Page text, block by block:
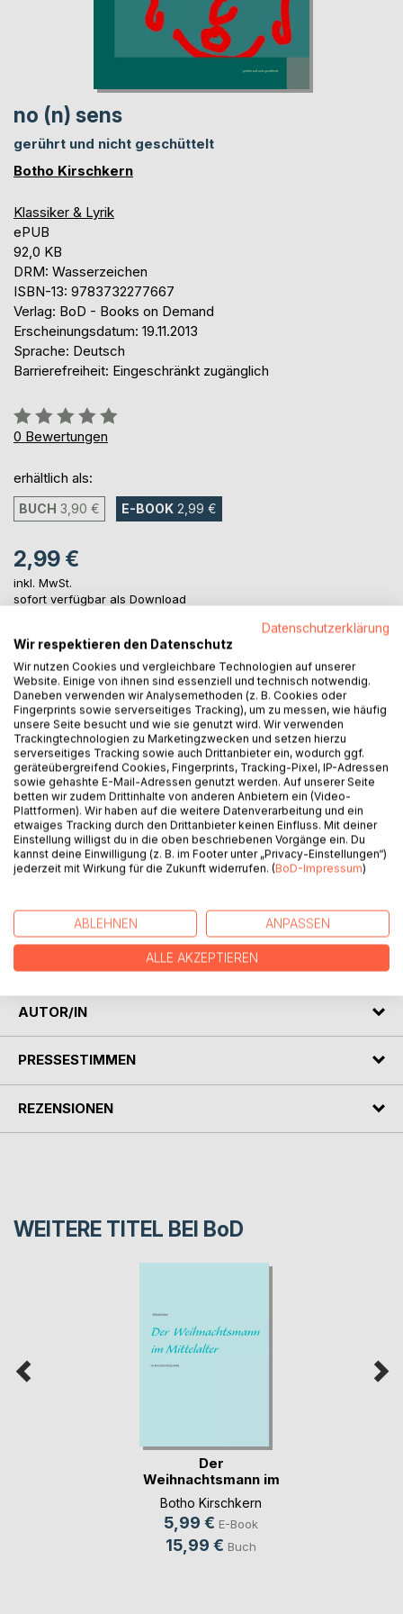
no (n) sens
gerührt und nicht geschüttelt
Botho Kirschkern
Klassiker & Lyrik
ePUB
92,0 KB
DRM: Wasserzeichen
ISBN-13: 9783732277667
Verlag: BoD - Books on Demand
Erscheinungsdatum: 19.11.2013
Sprache: Deutsch
Barrierefreiheit: Eingeschränkt zugänglich
Bewertung::
0%
0 Bewertungen
erhältlich als:
BUCH 3,90 € E-BOOK 2,99 €
2,99 €
inkl. MwSt.
sofort verfügbar als Download
IN DEN WARENKORB
Auf die Merkliste
Titel bewerten
BESCHREIBUNG
Gedichte, lang und kurz, in der Tradition von Wilhelm Busch,
Joachim Ringelnatz und Heinz Erhardt laden zum
Schmunzeln und Hirnen über den Sinn vom Unsinn ein.
AUTOR/IN
PRESSESTIMMEN
REZENSIONEN
WEITERE TITEL BEI BoD
Der
Weihnachtsmann im
Mittelalter
Botho Kirschkern
5,99 € E-Book
15,99 € Buch
Datenschutzerklärung
Wir respektieren den Datenschutz
Wir nutzen Cookies und vergleichbare Technologien auf unserer
Website. Einige von ihnen sind essenziell und technisch notwendig.
Daneben verwenden wir Analysemethoden (z. B. Cookies oder
Fingerprints sowie serverseitiges Tracking), um zu messen, wie häufig
unsere Seite besucht und wie sie genutzt wird. Wir verwenden
Trackingtechnologien zu Marketingzwecken und setzen hierzu
serverseitiges Tracking sowie auch Drittanbieter ein, wodurch ggf.
geräteübergreifend Cookies, Fingerprints, Tracking-Pixel, IP-Adressen
sowie gehashte E-Mail-Adressen genutzt werden. Auf unserer Seite
betten wir zudem Drittinhalte von anderen Anbietern ein (Video-
Plattformen). Wir haben auf die weitere Datenverarbeitung und ein
etwaiges Tracking durch den Drittanbieter keinen Einfluss. Mit deiner
Einstellung willigst du in die oben beschriebenen Vorgänge ein. Du
kannst deine Einwilligung (z. B. im Footer unter „Privacy-Einstellungen“)
jederzeit mit Wirkung für die Zukunft widerrufen. (BoD-Impressum)
ABLEHNEN ANPASSEN
ALLE AKZEPTIEREN